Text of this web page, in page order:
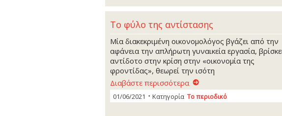
Το φύλο της αντίστασης
Μία διακεκριμένη οικονομολόγος βγάζει από την
αφάνεια την απλήρωτη γυναικεία εργασία,
αντίδοτο στην κρίση στην «οικονομία της
φροντίδας», θεωρεί την ισότη
Διαβάστε περισσότερα
01/06/2021 Κατηγορία Το περιοδικό